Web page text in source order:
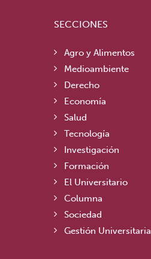
SECCIONES
Agro y Alimentos
Medioambiente
Derecho
Economía
Salud
Tecnología
Investigación
Formación
El Universitario
Columna
Sociedad
Gestión Universitaria